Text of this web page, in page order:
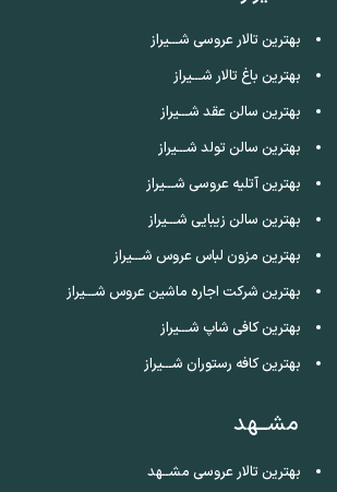
بهترین تالار عروسی شـــیراز
بهترین باغ تالار شـــیراز
بهترین سالن عقد شـــیراز
بهترین سالن تولد شـــیراز
بهترین آتلیه عروسی شـــیراز
بهترین سالن زیبایی شـــیراز
بهترین مزون لباس عروس شـــیراز
بهترین شرکت اجاره ماشین عروس شـــیراز
بهترین کافی شاپ شـــیراز
بهترین کافه رستوران شـــیراز
مشــهد
بهترین تالار عروسی مشــهد